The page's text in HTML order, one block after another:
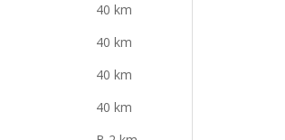
40 km
40 km
40 km
40 km